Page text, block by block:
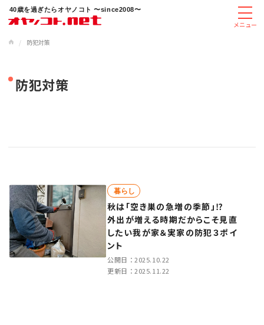
40歳を過ぎたらオヤノコト 〜since2008〜
メニュー
/
防犯対策
防犯対策
暮らし
秋は「空き巣の急増の季節」⁉
外出が増える時期だからこそ見直
したい我が家＆実家の防犯３ポイ
ント
公開日：2025.10.22
更新日：2025.11.22